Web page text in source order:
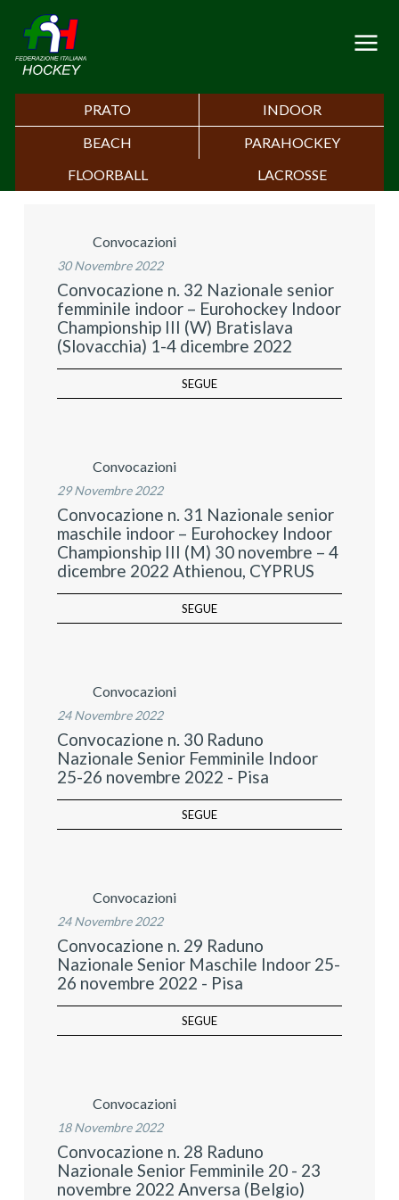
PRATO
INDOOR
BEACH
PARAHOCKEY
FLOORBALL
LACROSSE
Convocazioni
30 Novembre 2022
Convocazione n. 32 Nazionale senior
femminile indoor – Eurohockey Indoor
Championship III (W) Bratislava
(Slovacchia) 1-4 dicembre 2022
SEGUE
Convocazioni
29 Novembre 2022
Convocazione n. 31 Nazionale senior
maschile indoor – Eurohockey Indoor
Championship III (M) 30 novembre – 4
dicembre 2022 Athienou, CYPRUS
SEGUE
Convocazioni
24 Novembre 2022
Convocazione n. 30 Raduno
Nazionale Senior Femminile Indoor
25-26 novembre 2022 - Pisa
SEGUE
Convocazioni
24 Novembre 2022
Convocazione n. 29 Raduno
Nazionale Senior Maschile Indoor 25-
26 novembre 2022 - Pisa
SEGUE
Convocazioni
18 Novembre 2022
Convocazione n. 28 Raduno
Nazionale Senior Femminile 20 - 23
novembre 2022 Anversa (Belgio)